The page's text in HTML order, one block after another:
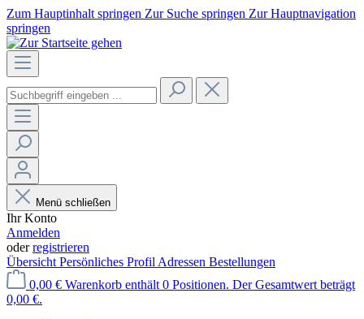
Zum Hauptinhalt springen Zur Suche springen Zur Hauptnavigation
springen
Menü schließen
Ihr Konto
Anmelden
oderregistrieren
Übersicht Persönliches Profil Adressen Bestellungen
0,00 € Warenkorb enthält 0 Positionen. Der Gesamtwert beträgt
0,00 €.